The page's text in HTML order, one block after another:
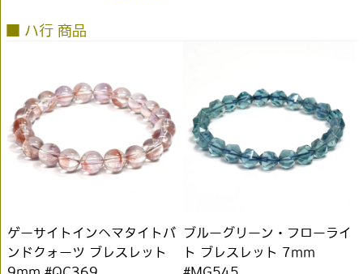
■ ハ行 商品
ゲーサイトインヘマタイトバ
ンドクォーツ ブレスレット
ブルーグリーン・フローライ
ト ブレスレット 7mm